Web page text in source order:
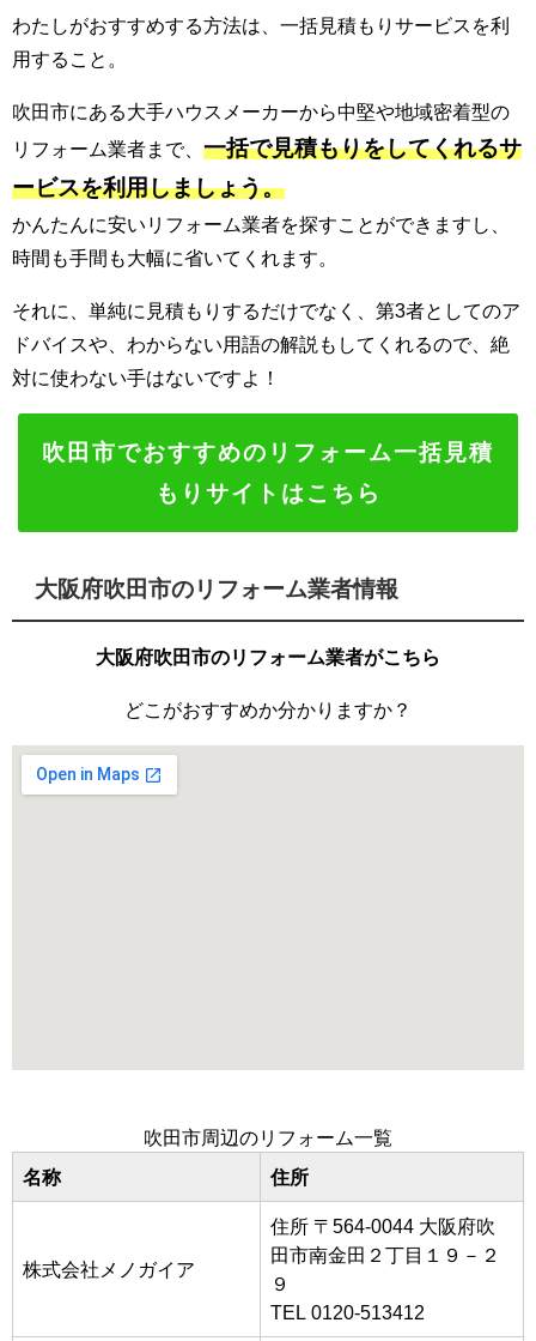
わたしがおすすめする方法は、一括見積もりサービスを利
用すること。
吹田市にある大手ハウスメーカーから中堅や地域密着型の
リフォーム業者まで、 一括で見積もりをしてくれるサ
ービスを利用しましょう。
かんたんに安いリフォーム業者を探すことができますし、
時間も手間も大幅に省いてくれます。
それに、単純に見積もりするだけでなく、第3者としてのア
ドバイスや、わからない用語の解説もしてくれるので、絶
対に使わない手はないですよ！
吹田市でおすすめのリフォーム一括見積
もりサイトはこちら
大阪府吹田市のリフォーム業者情報
大阪府吹田市のリフォーム業者がこちら
どこがおすすめか分かりますか？
吹田市周辺のリフォーム一覧
名称 住所
株式会社メノガイア
住所 〒564-0044 大阪府吹
田市南金田２丁目１９－２
９
TEL 0120-513412